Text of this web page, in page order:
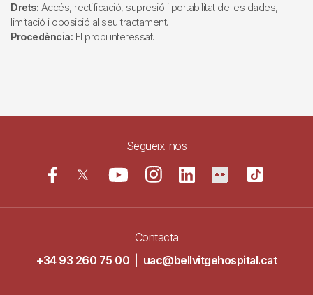
Drets: Accés, rectificació, supresió i portabilitat de les dades,
limitació i oposició al seu tractament.
Procedència: El propi interessat.
Segueix-nos
Contacta
+34 93 260 75 00
uac@bellvitgehospital.cat